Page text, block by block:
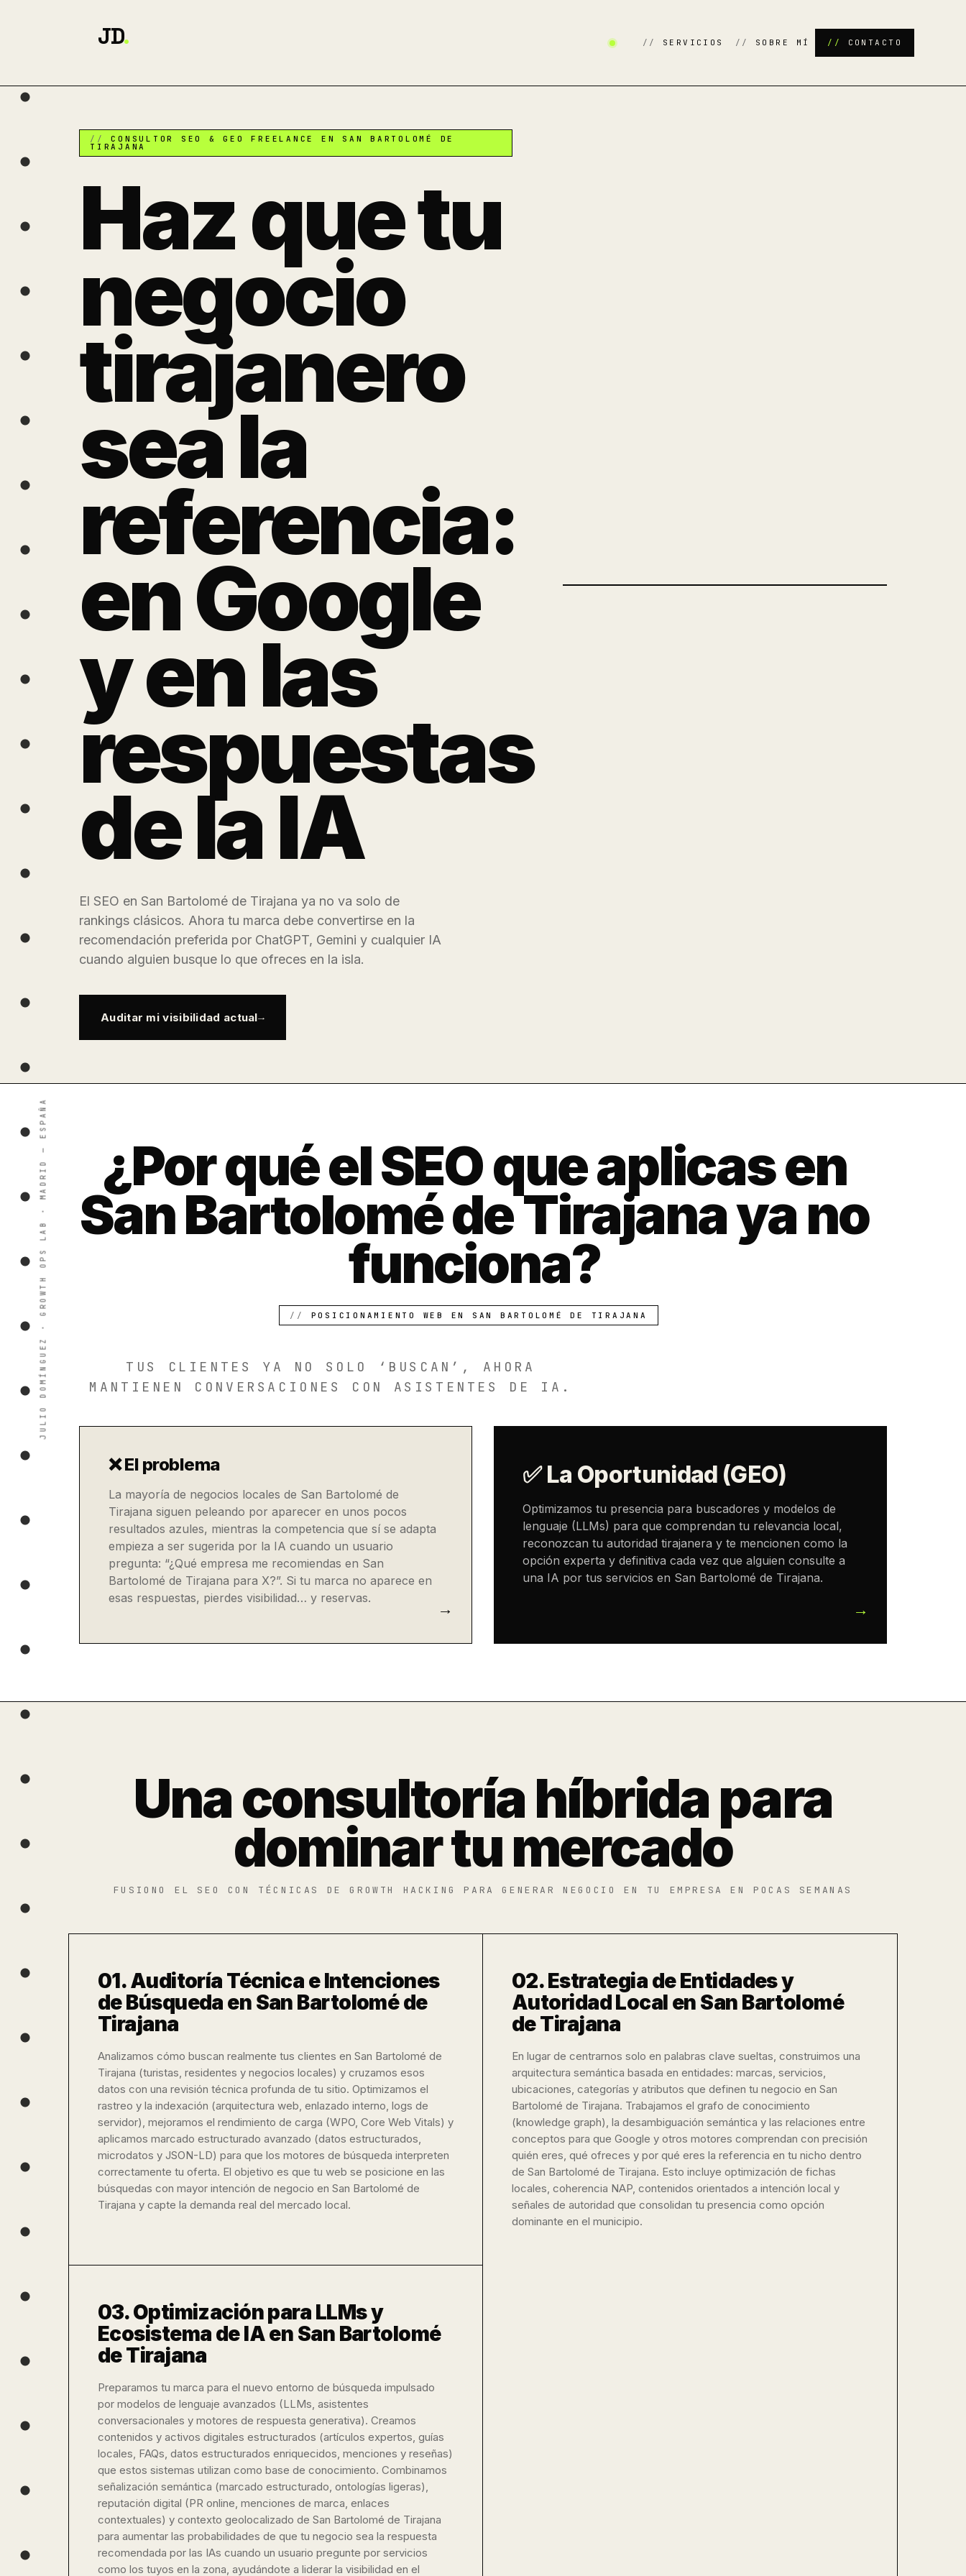
JD. SERVICIOS SOBRE MÍ CONTACTO
CONSULTOR SEO & GEO FREELANCE EN SAN BARTOLOMÉ DE
TIRAJANA
Haz que tu
negocio
tirajanero
sea la
referencia:
en Google
y en las
respuestas
de la IA
El SEO en San Bartolomé de Tirajana ya no va solo de
rankings clásicos. Ahora tu marca debe convertirse en la
recomendación preferida por ChatGPT, Gemini y cualquier IA
cuando alguien busque lo que ofreces en la isla.
Auditar mi visibilidad actual
¿Por qué el SEO que aplicas en
San Bartolomé de Tirajana ya no
funciona?
POSICIONAMIENTO WEB EN SAN BARTOLOMÉ DE TIRAJANA
TUS CLIENTES YA NO SOLO ‘BUSCAN’, AHORA
MANTIENEN CONVERSACIONES CON ASISTENTES DE IA.
❌ El problema
La mayoría de negocios locales de San Bartolomé de
Tirajana siguen peleando por aparecer en unos pocos
resultados azules, mientras la competencia que sí se adapta
empieza a ser sugerida por la IA cuando un usuario
pregunta: “¿Qué empresa me recomiendas en San
Bartolomé de Tirajana para X?”. Si tu marca no aparece en
esas respuestas, pierdes visibilidad… y reservas.
✅ La Oportunidad (GEO)
Optimizamos tu presencia para buscadores y modelos de
lenguaje (LLMs) para que comprendan tu relevancia local,
reconozcan tu autoridad tirajanera y te mencionen como la
opción experta y definitiva cada vez que alguien consulte a
una IA por tus servicios en San Bartolomé de Tirajana.
Una consultoría híbrida para
dominar tu mercado
FUSIONO EL SEO CON TÉCNICAS DE GROWTH HACKING PARA GENERAR NEGOCIO EN TU EMPRESA EN POCAS SEMANAS
01. Auditoría Técnica e Intenciones
de Búsqueda en San Bartolomé de
Tirajana
Analizamos cómo buscan realmente tus clientes en San Bartolomé de
Tirajana (turistas, residentes y negocios locales) y cruzamos esos
datos con una revisión técnica profunda de tu sitio. Optimizamos el
rastreo y la indexación (arquitectura web, enlazado interno, logs de
servidor), mejoramos el rendimiento de carga (WPO, Core Web Vitals) y
aplicamos marcado estructurado avanzado (datos estructurados,
microdatos y JSON-LD) para que los motores de búsqueda interpreten
correctamente tu oferta. El objetivo es que tu web se posicione en las
búsquedas con mayor intención de negocio en San Bartolomé de
Tirajana y capte la demanda real del mercado local.
02. Estrategia de Entidades y
Autoridad Local en San Bartolomé
de Tirajana
En lugar de centrarnos solo en palabras clave sueltas, construimos una
arquitectura semántica basada en entidades: marcas, servicios,
ubicaciones, categorías y atributos que definen tu negocio en San
Bartolomé de Tirajana. Trabajamos el grafo de conocimiento
(knowledge graph), la desambiguación semántica y las relaciones entre
conceptos para que Google y otros motores comprendan con precisión
quién eres, qué ofreces y por qué eres la referencia en tu nicho dentro
de San Bartolomé de Tirajana. Esto incluye optimización de fichas
locales, coherencia NAP, contenidos orientados a intención local y
señales de autoridad que consolidan tu presencia como opción
dominante en el municipio.
03. Optimización para LLMs y
Ecosistema de IA en San Bartolomé
de Tirajana
Preparamos tu marca para el nuevo entorno de búsqueda impulsado
por modelos de lenguaje avanzados (LLMs, asistentes
conversacionales y motores de respuesta generativa). Creamos
contenidos y activos digitales estructurados (artículos expertos, guías
locales, FAQs, datos estructurados enriquecidos, menciones y reseñas)
que estos sistemas utilizan como base de conocimiento. Combinamos
señalización semántica (marcado estructurado, ontologías ligeras),
reputación digital (PR online, menciones de marca, enlaces
contextuales) y contexto geolocalizado de San Bartolomé de Tirajana
para aumentar las probabilidades de que tu negocio sea la respuesta
recomendada por las IAs cuando un usuario pregunte por servicios
como los tuyos en la zona, ayudándote a liderar la visibilidad en el